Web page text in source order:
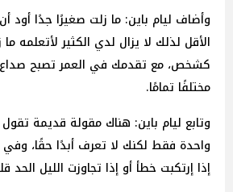
وأضاف ليام باين: ما زلت صغيرًا جدًا أود
الأقل لذلك لا يزال لدي الكثير
كشخص، مع تقدمك في العمر تصبح صداع
مختلفًا تمامًا.
وتابع ليام باين: هناك مقولة قديمة
واحدة فقط لكنك لا تعرف أبدًا حقًا،
إذا إرتكبت خطأ أو إذا تجاوزت الليل الحد